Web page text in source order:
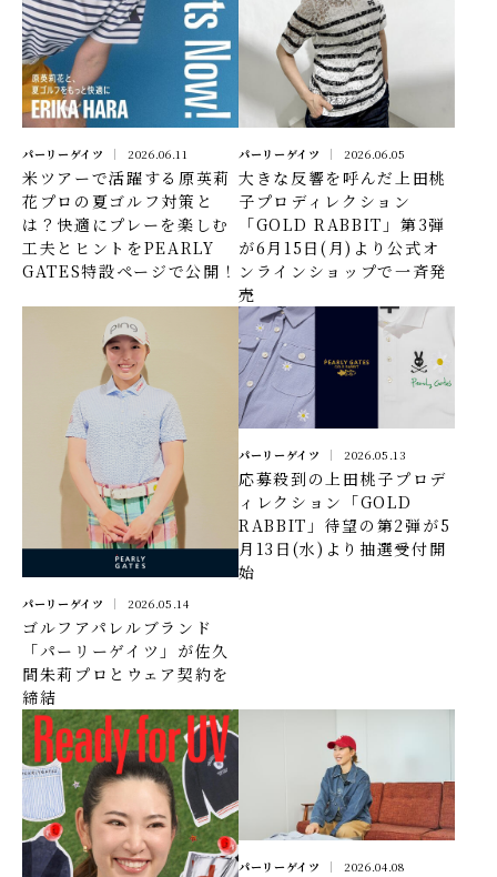
パーリーゲイツ 2026.06.11
米ツアーで活躍する原英莉
花プロの夏ゴルフ対策と
は？快適にプレーを楽しむ
工夫とヒントをPEARLY
GATES特設ページで公開！
パーリーゲイツ 2026.06.05
大きな反響を呼んだ上田桃
子プロディレクション
「GOLD RABBIT」第3弾
が6月15日(月)より公式オ
ンラインショップで一斉発
売
パーリーゲイツ 2026.05.14
ゴルフアパレルブランド
「パーリーゲイツ」が佐久
間朱莉プロとウェア契約を
締結
パーリーゲイツ 2026.05.13
応募殺到の上田桃子プロデ
ィレクション「GOLD
RABBIT」待望の第2弾が5
月13日(水)より抽選受付開
始
パーリーゲイツ 2026.04.08